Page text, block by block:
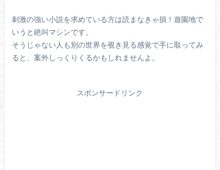
刺激の強い小説を求めている方は読まなきゃ損！遊園地で
いうと絶叫マシンです。
そうじゃない人も別の世界を覗き見る感覚で手に取ってみ
ると、案外しっくりくるかもしれませんよ。
スポンサードリンク